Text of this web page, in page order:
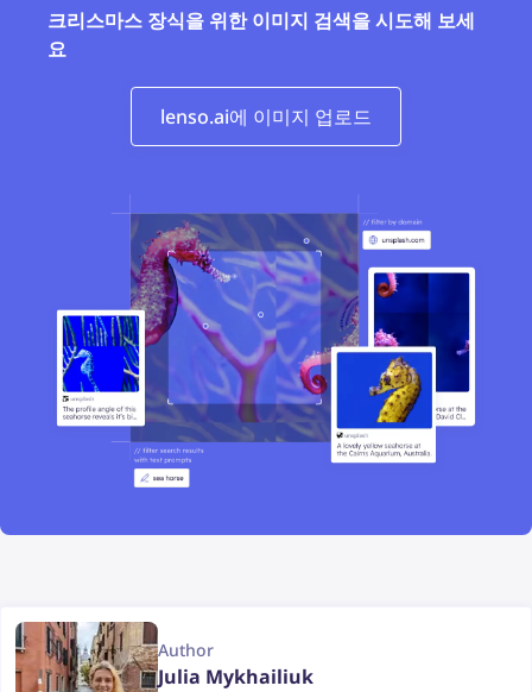
크리스마스 장식을 위한 이미지 검색을 시도해 보세
요
lenso.ai에 이미지 업로드
Author
Julia Mykhailiuk